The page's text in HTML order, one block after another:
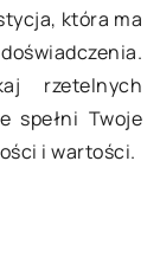
która ma
rzetelnych
spełni Twoje
i wartości.